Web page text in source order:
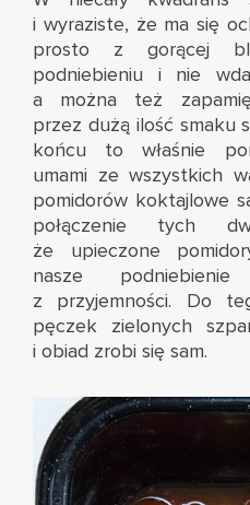
i wyraziste, że ma się
prosto z gorącej
podniebieniu i nie
a można też
przez dużą ilość smaku
końcu to właśnie
umami ze wszystkich
pomidorów koktajlowe
połączenie tych
że upieczone
nasze
z przyjemności. Do
pęczek zielonych
i obiad zrobi się sam.